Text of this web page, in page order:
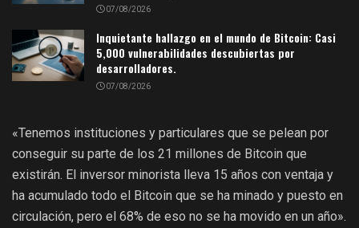
07/08/2026
Inquietante hallazgo en el mundo de Bitcoin: Casi
5,000 vulnerabilidades descubiertas por
desarrolladores.
07/08/2026
«Tenemos instituciones y particulares que se pelean por
conseguir su parte de los 21 millones de Bitcoin que
existirán. El inversor minorista lleva 15 años con ventaja y
ha acumulado todo el Bitcoin que se ha minado y puesto en
circulación, pero el 68% de eso no se ha movido en un año».